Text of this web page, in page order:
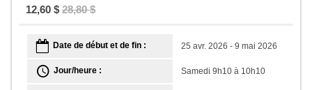
12,60 $ 28,80 $
Date de début et de fin : 25 avr. 2026 - 9 mai 2026
Jour/heure : Samedi 9h10 à 10h10